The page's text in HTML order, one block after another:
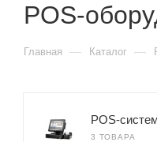
POS-
Главная — Каталог —
POS-
3 ТОВАРА